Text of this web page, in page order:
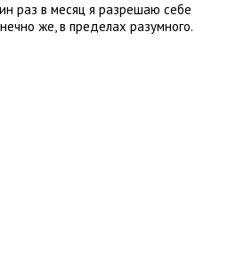
раз в месяц я разрешаю себе
же, в пределах разумного.